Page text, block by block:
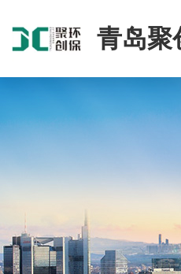
青岛聚